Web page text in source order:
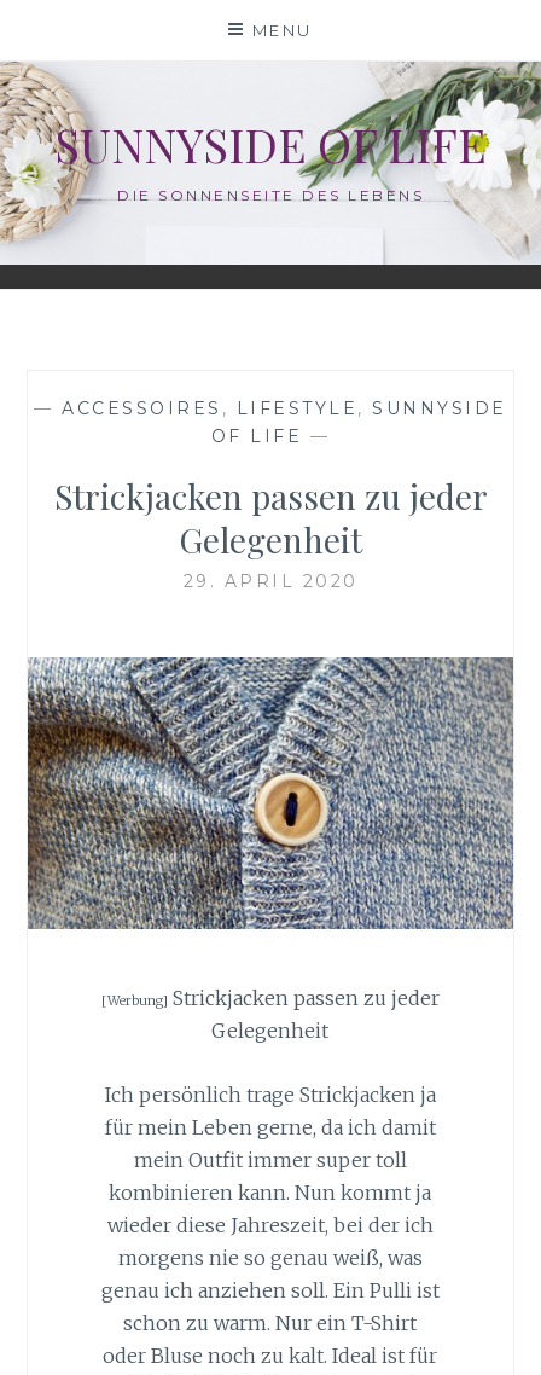
content
MENU
SUNNYSIDE OF LIFE
DIE SONNENSEITE DES LEBENS
—ACCESSOIRES , LIFESTYLE ,SUNNYSIDE
OF LIFE —
Strickjacken passen zu jeder
Gelegenheit
29. APRIL 2020
[Werbung] Strickjacken passen zu jeder
Gelegenheit
Ich persönlich trage Strickjacken ja
für mein Leben gerne, da ich damit
mein Outfit immer super toll
kombinieren kann. Nun kommt ja
wieder diese Jahreszeit, bei der ich
morgens nie so genau weiß, was
genau ich anziehen soll. Ein Pulli ist
schon zu warm. Nur ein T-Shirt
oder Bluse noch zu kalt. Ideal ist für